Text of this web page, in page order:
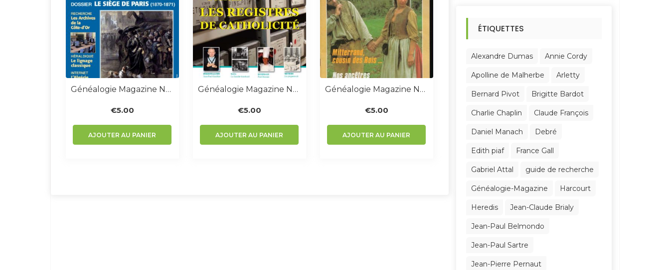
Généalogie Magazine N° 287
€5.00
AJOUTER AU PANIER
Généalogie Magazine N° 367-368
€5.00
AJOUTER AU PANIER
Généalogie Magazine N° 002 – Décembre 1982
€5.00
AJOUTER AU PANIER
ÉTIQUETTES
Alexandre Dumas Annie Cordy
Apolline de Malherbe Arletty
Bernard Pivot Brigitte Bardot
Charlie Chaplin Claude François
Daniel Manach Debré
Edith piaf France Gall
Gabriel Attal guide de recherche
Généalogie-Magazine Harcourt
Heredis Jean-Claude Brialy
Jean-Paul Belmondo
Jean-Paul Sartre
Jean-Pierre Pernaut